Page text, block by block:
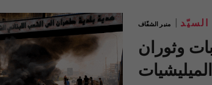
منبر الشفّاف
وثوران
الميليشيات